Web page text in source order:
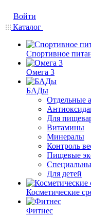
Войти
Каталог
Спортивное
Омега 3
БАДы
Отдельные
Для
Витамины
Минералы
Контроль
Пищевые
Для детей
Косметические
Фитнес